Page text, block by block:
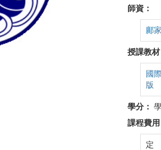
師資：
鄺
授課教材
國
版
學分：
課程費用
定